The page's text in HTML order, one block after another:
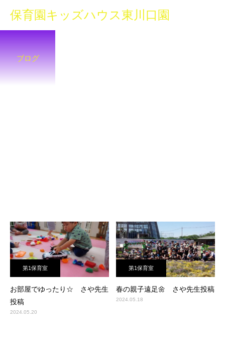
保育園キッズハウス東川口園
ブログ
第1保育室
お部屋でゆったり☆ さや先生
投稿
2024.05.20
第1保育室
春の親子遠足🌼 さや先生投稿
2024.05.18